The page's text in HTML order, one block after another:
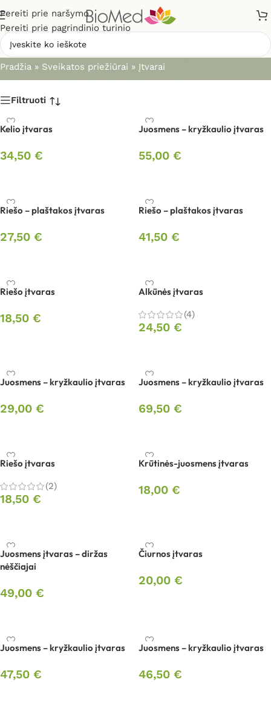
Pereiti prie naršymo
Pereiti prie pagrindinio turinio
Įtvarai
Pradžia » Sveikatos priežiūrai » Įtvarai
Filtruoti
Kelio įtvaras
34,50 €
Juosmens – kryžkaulio įtvaras
55,00 €
Riešo – plaštakos įtvaras
27,50 €
Riešo – plaštakos įtvaras
41,50 €
Riešo įtvaras
18,50 €
Alkūnės įtvaras
(4)
24,50 €
Juosmens – kryžkaulio įtvaras
29,00 €
Juosmens – kryžkaulio įtvaras
69,50 €
Riešo įtvaras
(2)
18,50 €
Krūtinės-juosmens įtvaras
18,00 €
Juosmens įtvaras – diržas
nėščiajai
49,00 €
Čiurnos įtvaras
20,00 €
Juosmens – kryžkaulio įtvaras
47,50 €
Juosmens – kryžkaulio įtvaras
46,50 €